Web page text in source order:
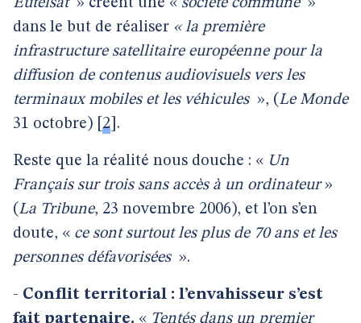
Eutelsat » créent une « société commune »
dans le but de réaliser « la première
infrastructure satellitaire européenne pour la
diffusion de contenus audiovisuels vers les
terminaux mobiles et les véhicules », (Le Monde
31 octobre) 2 .
Reste que la réalité nous douche : « Un
Français sur trois sans accès à un ordinateur»
(La Tribune, 23 novembre 2006), et l’on s’en
doute, « ce sont surtout les plus de 70 ans et les
personnes défavorisées ».
- Conflit territorial : l’envahisseur s’est
fait partenaire. « Tentés dans un premier